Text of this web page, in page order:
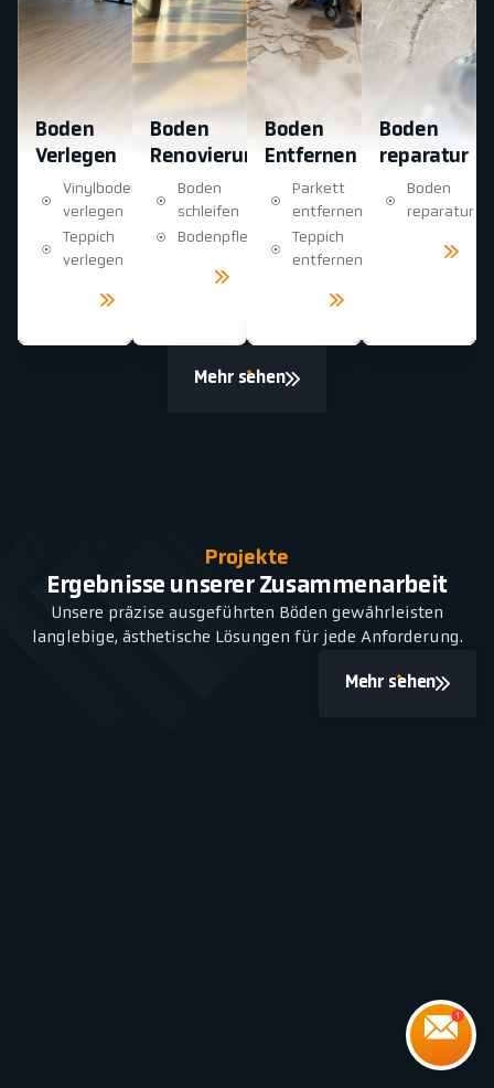
Boden
Verlegen
Vinylboden
verlegen
Teppich
verlegen
Boden
Renovierung
Boden
schleifen
Bodenpflege
Boden
Entfernen
Parkett
entfernen
Teppich
entfernen
Boden
reparatur
Boden
reparatur
Mehr sehen
Projekte
Ergebnisse unserer Zusammenarbeit
Unsere präzise ausgeführten Böden gewährleisten
langlebige, ästhetische Lösungen für jede Anforderung.
Mehr sehen